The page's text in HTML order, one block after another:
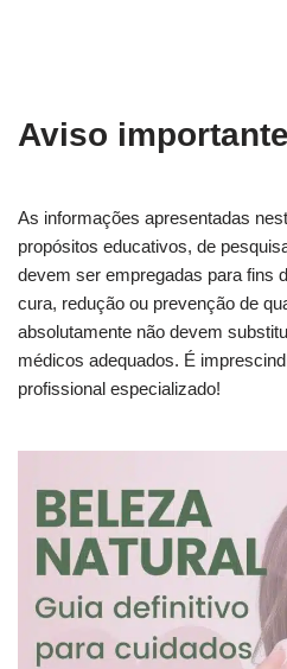
Aviso importante
As informações apresentadas
propósitos educativos, de
devem ser empregadas para fins
cura, redução ou prevenção de
absolutamente não devem
médicos adequados. É
profissional especializado!